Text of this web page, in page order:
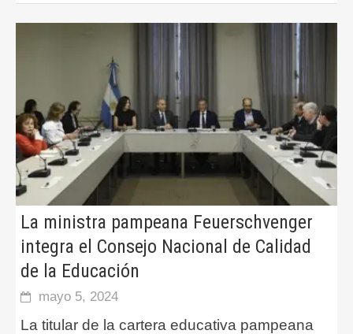
La ministra pampeana Feuerschvenger
integra el Consejo Nacional de Calidad
de la Educación
mayo 5, 2024
La titular de la cartera educativa pampeana